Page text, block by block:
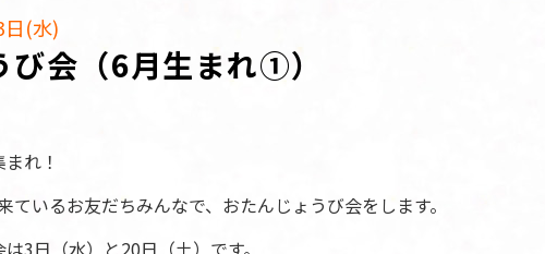
(水)
び会（6月生まれ①）
れ！
ているお友だちみんなで、おたんじょうび会をします。
3日（水）と20日（土）です。